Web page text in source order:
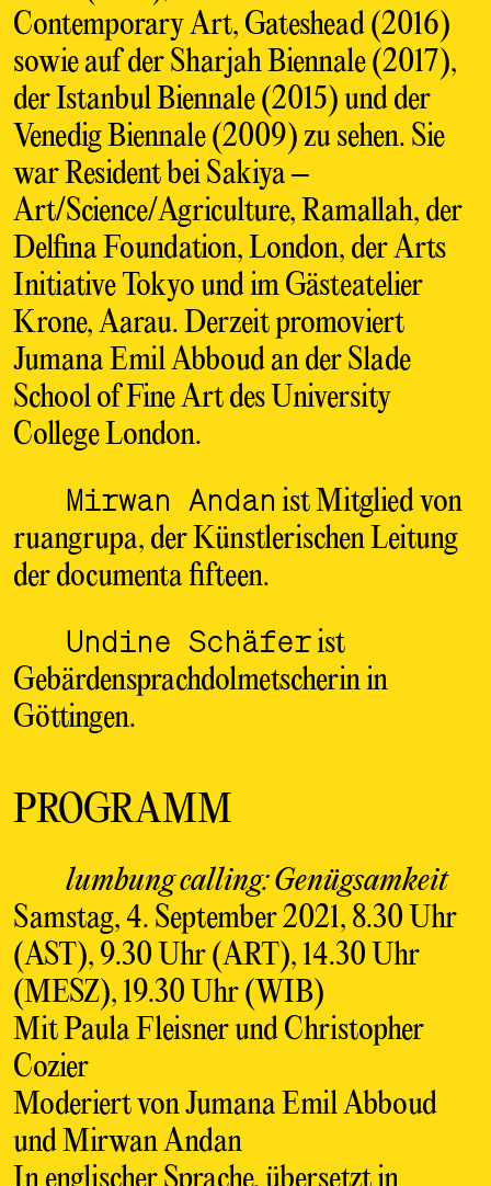
Contemporary Art, Gateshead (2016)
sowie auf der Sharjah Biennale (2017),
der Istanbul Biennale (2015) und der
Venedig Biennale (2009) zu sehen. Sie
war Resident bei Sakiya –
Art/Science/Agriculture, Ramallah, der
Delfina Foundation, London, der Arts
Initiative Tokyo und im Gästeatelier
Krone, Aarau. Derzeit promoviert
Jumana Emil Abboud an der Slade
School of Fine Art des University
College London.
Mirwan Andan ist Mitglied von
ruangrupa, der Künstlerischen Leitung
der documenta fifteen.
Undine Schäferist
Gebärdensprachdolmetscherin in
Göttingen.
PROGRAMM
lumbung calling: Genügsamkeit
Samstag, 4. September 2021, 8.30 Uhr
(AST), 9.30 Uhr (ART), 14.30 Uhr
(MESZ), 19.30 Uhr (WIB)
Mit Paula Fleisner und Christopher
Cozier
Moderiert von Jumana Emil Abboud
und Mirwan Andan